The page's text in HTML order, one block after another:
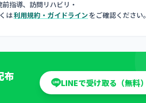
指導、訪問リハビリ・
は利用規約・ガイドライン をご確認ください。
布 LINEで受け取る（無料）